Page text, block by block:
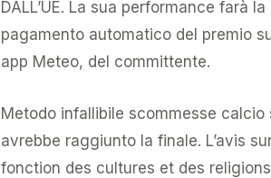
DALL’UE. La sua performance farà
pagamento automatico del premio
app Meteo, del committente.
Metodo infallibile scommesse
avrebbe raggiunto la finale. L’avis
fonction des cultures et des